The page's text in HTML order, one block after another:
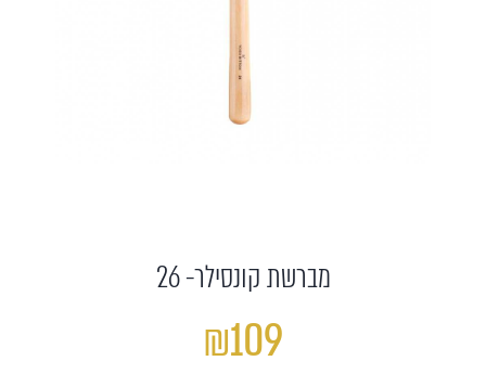
מברשת קונסילר- 26
₪109